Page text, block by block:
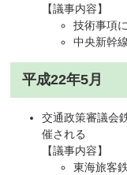
【議事内容】
技術事項
中央新幹
平成22年5月
交通政策審議会
催される
​【議事内容】
東海旅客